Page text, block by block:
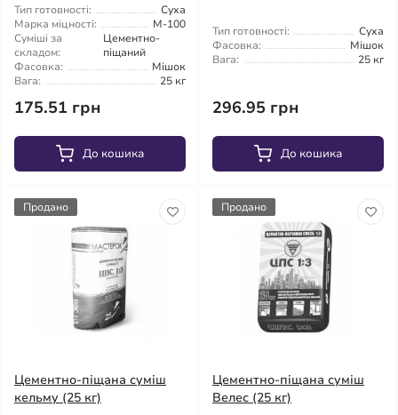
Тип готовності:
Суха
Марка міцності:
М-100
Суміші за
складом:
Цементно-
піщаний
Фасовка:
Мішок
Вага:
25 кг
175.51 грн
До кошика
Тип готовності:
Суха
Фасовка:
Мішок
Вага:
25 кг
296.95 грн
До кошика
Продано
Цементно-піщана суміш
кельму (25 кг)
Продано
Цементно-піщана суміш
Велес (25 кг)